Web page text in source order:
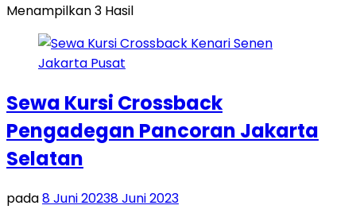
Menampilkan 3 Hasil
Sewa Kursi Crossback
Pengadegan Pancoran Jakarta
Selatan
pada8 Juni 20238 Juni 2023